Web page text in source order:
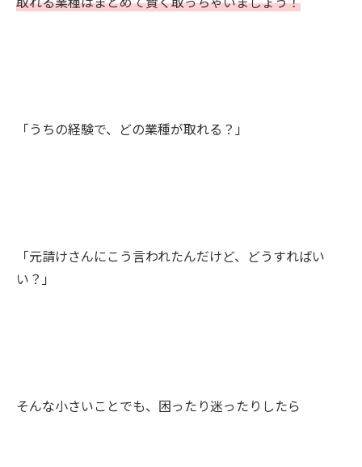
「うちの経験で、どの業種が取れる？」
「元請けさんにこう言われたんだけど、どうすればい
い？」
そんな小さいことでも、困ったり迷ったりしたら